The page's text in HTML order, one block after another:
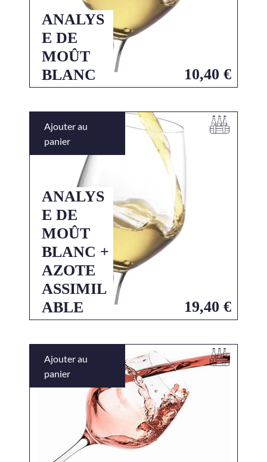
ANALYS
E DE
MOÛT
BLANC
10,40 €
ANALYS
E DE
MOÛT
BLANC +
AZOTE
ASSIMIL
ABLE
19,40 €
Ajouter au
panier
Ajouter au
panier